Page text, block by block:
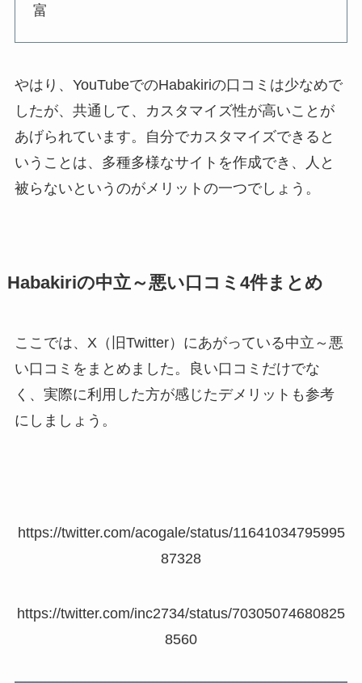
富
やはり、YouTubeでのHabakiriの口コミは少なめで
したが、共通して、カスタマイズ性が高いことが
あげられています。自分でカスタマイズできると
いうことは、多種多様なサイトを作成でき、人と
被らないというのがメリットの一つでしょう。
Habakiriの中立～悪い口コミ4件まとめ
ここでは、X（旧Twitter）にあがっている中立～悪
い口コミをまとめました。良い口コミだけでな
く、実際に利用した方が感じたデメリットも参考
にしましょう。
https://twitter.com/acogale/status/11641034795995
87328
https://twitter.com/inc2734/status/70305074680825
8560